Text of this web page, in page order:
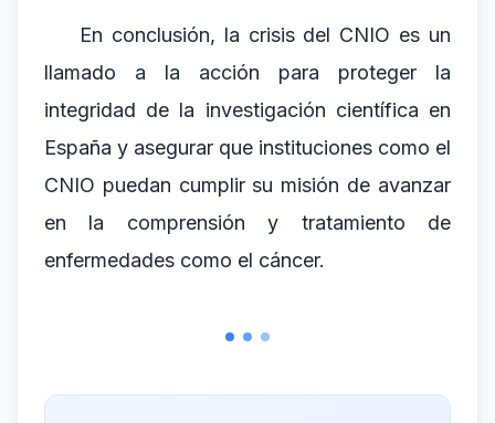
En conclusión, la crisis del CNIO es un
llamado a la acción para proteger la
integridad de la investigación científica en
España y asegurar que instituciones como el
CNIO puedan cumplir su misión de avanzar
en la comprensión y tratamiento de
enfermedades como el cáncer.